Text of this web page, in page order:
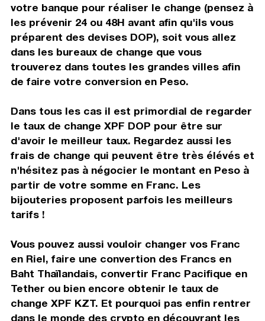
votre banque pour réaliser le change (pensez à
les prévenir 24 ou 48H avant afin qu'ils vous
préparent des devises DOP), soit vous allez
dans les bureaux de change que vous
trouverez dans toutes les grandes villes afin
de faire votre conversion en Peso.
Dans tous les cas il est primordial de regarder
le taux de change XPF DOP pour être sur
d'avoir le meilleur taux. Regardez aussi les
frais de change qui peuvent être très élévés et
n'hésitez pas à négocier le montant en Peso à
partir de votre somme en Franc. Les
bijouteries proposent parfois les meilleurs
tarifs !
Vous pouvez aussi vouloir changer vos Franc
en Riel, faire une convertion des Francs en
Baht Thaïlandais, convertir Franc Pacifique en
Tether ou bien encore obtenir le taux de
change XPF KZT. Et pourquoi pas enfin rentrer
dans le monde des crypto en découvrant les